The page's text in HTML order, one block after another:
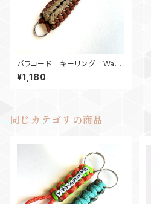
パラコード キーリング Warc
raftKL_KB
¥1,180
同じカテゴリの商品